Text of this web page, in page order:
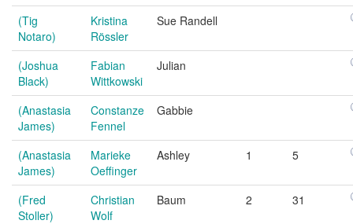
(Tig
Notaro)
Kristina
Rössler
Sue Randell
(Joshua
Black)
Fabian
Wittkowski
Julian
(Anastasia
James)
Constanze
Fennel
Gabbie
(Anastasia
James)
Marieke
Oeffinger
Ashley 1 5
(Fred
Stoller)
Christian
Wolf
Baum 2 31